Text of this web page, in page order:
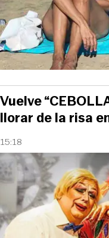
15:18
Vuelve
llorar de la risa